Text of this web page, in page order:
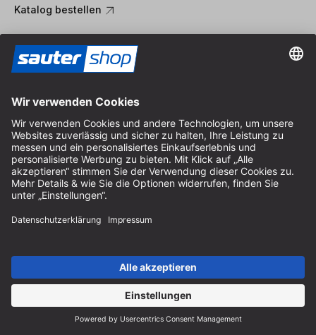
Katalog bestellen
Zahlung
Versand
info@sautershop.de